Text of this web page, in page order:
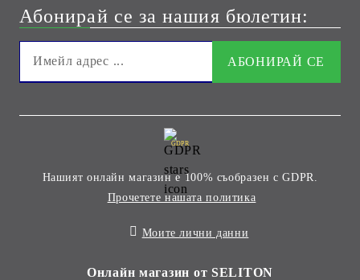
Абонирай се за нашия бюлетин:
GDPR
Нашият онлайн магазин е 100% съобразен с GDPR.
Прочетете нашата политика
Моите лични данни
Онлайн магазин от SELITON